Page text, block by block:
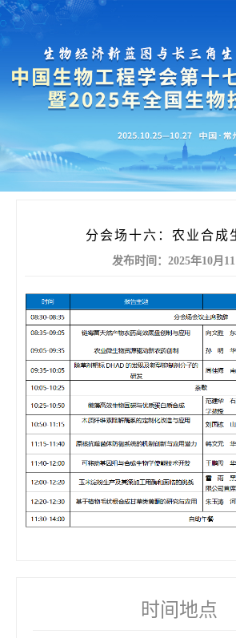
分会场十六：农业合成
发布时间：2025年10月11
时间地点